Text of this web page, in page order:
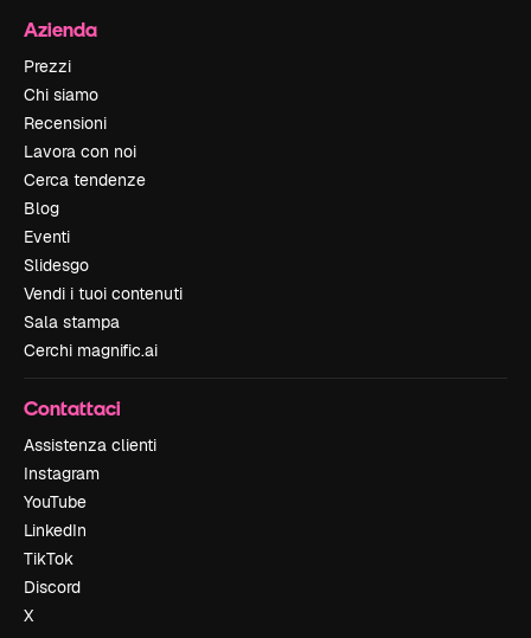
Azienda
Prezzi
Chi siamo
Recensioni
Lavora con noi
Cerca tendenze
Blog
Eventi
Slidesgo
Vendi i tuoi contenuti
Sala stampa
Cerchi magnific.ai
Contattaci
Assistenza clienti
Instagram
YouTube
LinkedIn
TikTok
Discord
X